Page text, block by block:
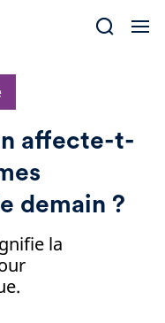
affecte-t-
demain ?
la